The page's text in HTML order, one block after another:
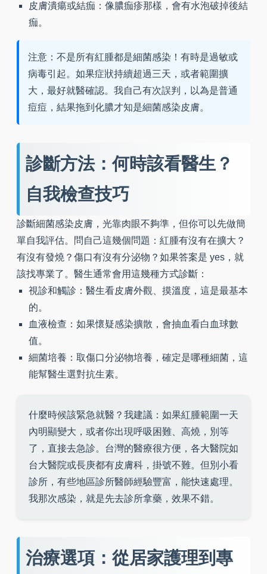
皮膚潰瘍或結痂：像膿痂疹那樣，會有水泡破掉後結
痂。
注意：不是所有紅腫都是細菌感染！有時是過敏或
病毒引起。如果症狀持續超過三天，或者範圍擴
大，最好就醫確認。我自己有次誤判，以為是普通
痘痘，結果拖到化膿才知是細菌感染皮膚。
診斷方法：何時該看醫生？
自我檢查技巧
診斷細菌感染皮膚，光靠肉眼不夠準，但你可以先做簡
單自我評估。問自己這幾個問題：紅腫有沒有在擴大？
有沒有發燒？傷口有沒有分泌物？如果答案是 yes，就
該找專業了。醫生通常會用這幾種方式診斷：
視診和觸診：醫生看皮膚外觀、摸溫度，這是最基本
的。
血液檢查：如果懷疑感染擴散，會抽血看白血球數
值。
細菌培養：取傷口分泌物培養，確定是哪種細菌，這
能幫醫生選對抗生素。
什麼時候該緊急就醫？我建議：如果紅腫範圍一天
內明顯變大，或者你出現呼吸困難、高燒，別等
了，直接去急診。台灣的醫療很方便，各大醫院如
台大醫院或長庚都有皮膚科，掛號不難。但別小看
診所，有些地區診所醫師經驗豐富，能快速處理。
我那次感染，就是先去診所拿藥，效果不錯。
治療選項：從居家護理到專